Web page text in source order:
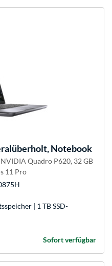
Notebook
Quadro P620, 32 GB
11 Pro
| 1 TB SSD-
Sofort verfügbar